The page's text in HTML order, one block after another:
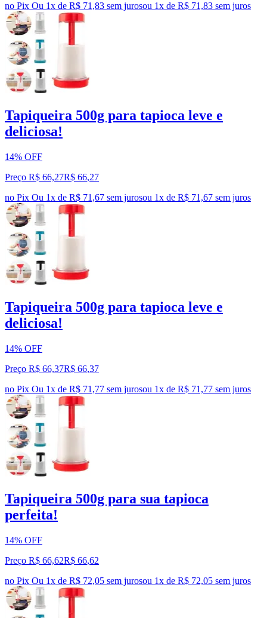
no Pix Ou 1x de R$ 71,83 sem jurosou 1x de R$ 71,83 sem juros
Tapiqueira 500g para tapioca leve e
deliciosa!
14% OFF
Preço R$ 66,27R$ 66,27
no Pix Ou 1x de R$ 71,67 sem jurosou 1x de R$ 71,67 sem juros
Tapiqueira 500g para tapioca leve e
deliciosa!
14% OFF
Preço R$ 66,37R$ 66,37
no Pix Ou 1x de R$ 71,77 sem jurosou 1x de R$ 71,77 sem juros
Tapiqueira 500g para sua tapioca
perfeita!
14% OFF
Preço R$ 66,62R$ 66,62
no Pix Ou 1x de R$ 72,05 sem jurosou 1x de R$ 72,05 sem juros